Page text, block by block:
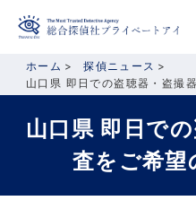
ホーム
探偵ニュース
山口県 即日での盗聴器・盗撮
山口県 即日で
査をご希望